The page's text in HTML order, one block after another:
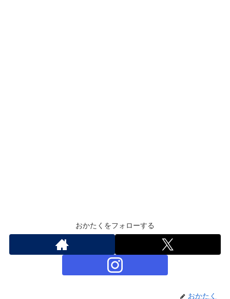
おかたくをフォローする
おかたく